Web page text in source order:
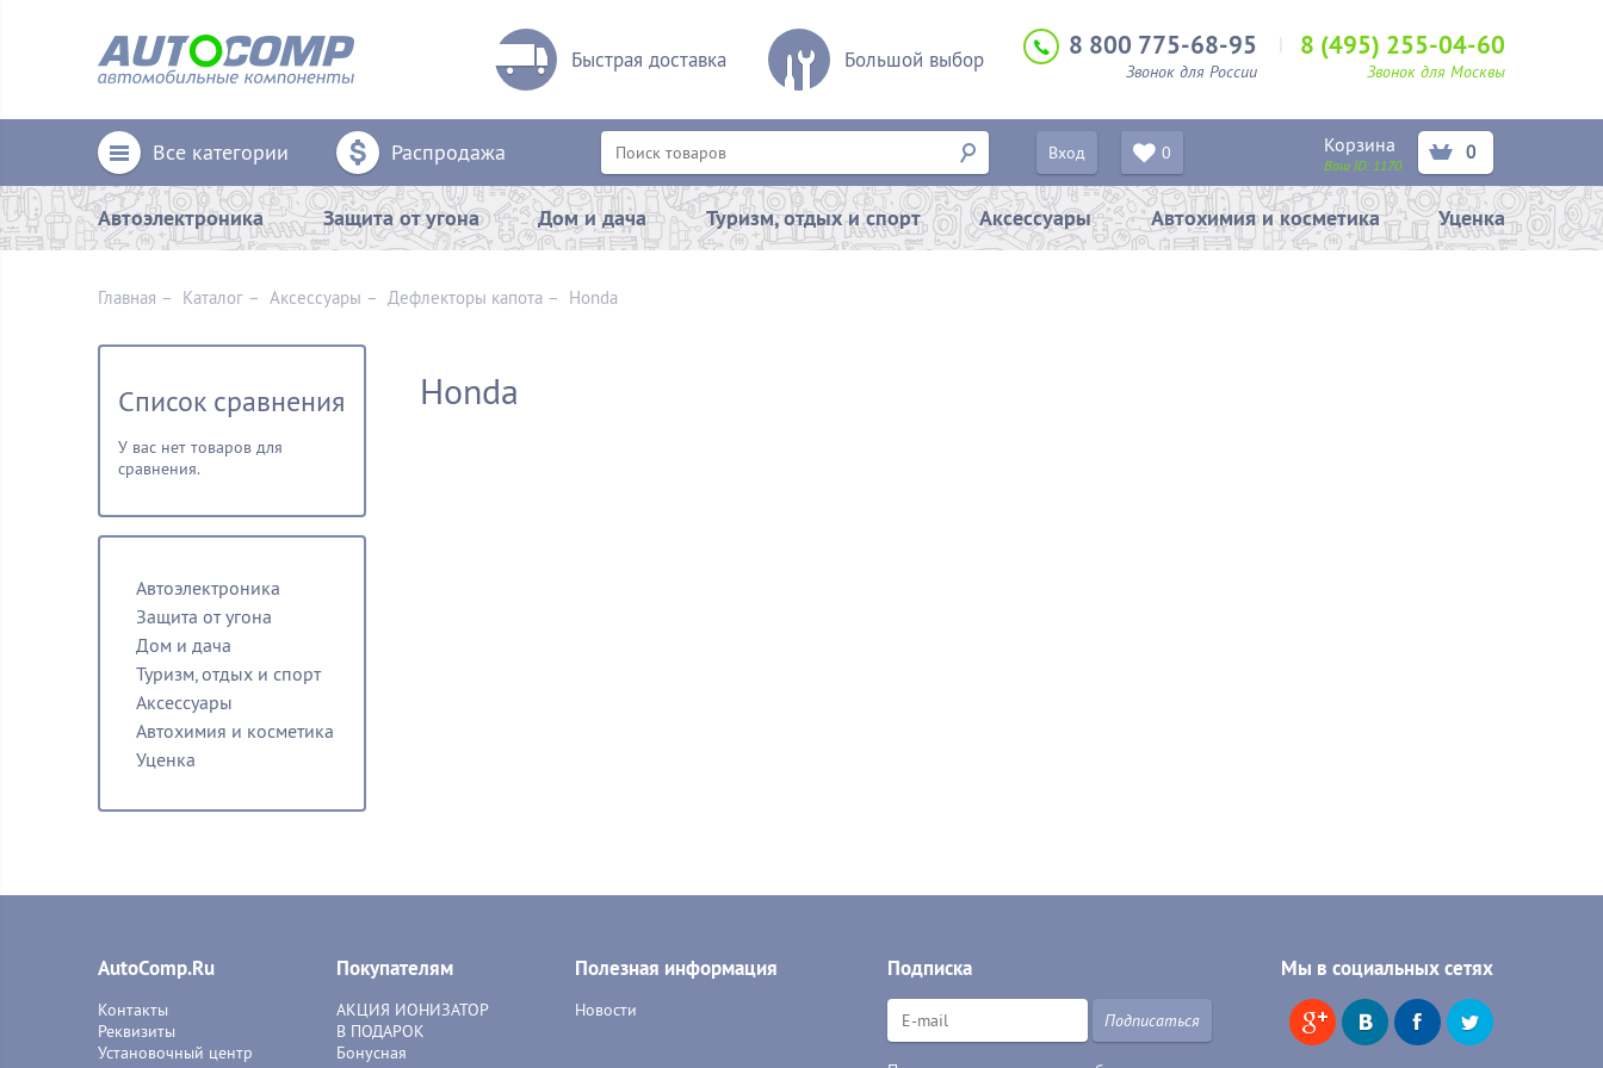
Быстрая доставка Большой выбор 8 800 775-68-95
Звонок для России
8 (495) 255-04-60
Звонок для Москвы
Все категории Распродажа Вход 0 Корзина
Ваш ID: 1170
0
Автоэлектроника Защита от угона Дом и дача Туризм, отдых и спорт Аксессуары Автохимия и косметика Уценка
Главная – Каталог – Аксессуары – Дефлекторы капота – Honda
Honda
Список сравнения
У вас нет товаров для
сравнения.
Автоэлектроника
Защита от угона
Дом и дача
Туризм, отдых и спорт
Аксессуары
Автохимия и косметика
Уценка
AutoComp.Ru
Контакты
Реквизиты
Установочный центр
Покупателям
АКЦИЯ ИОНИЗАТОР
В ПОДАРОК
Бонусная
Полезная информация
Новости
Подписка
Подписаться
Мы в социальных сетях